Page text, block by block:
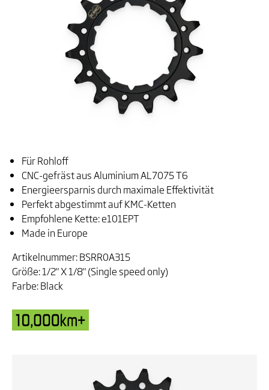
Für Rohloff
CNC-gefräst aus Aluminium AL7075 T6
Energieersparnis durch maximale Effektivität
Perfekt abgestimmt auf KMC-Ketten
Empfohlene Kette: e101EPT
Made in Europe
Artikelnummer: BSRR0A315
Größe: 1/2" X 1/8" (Single speed only)
Farbe: Black